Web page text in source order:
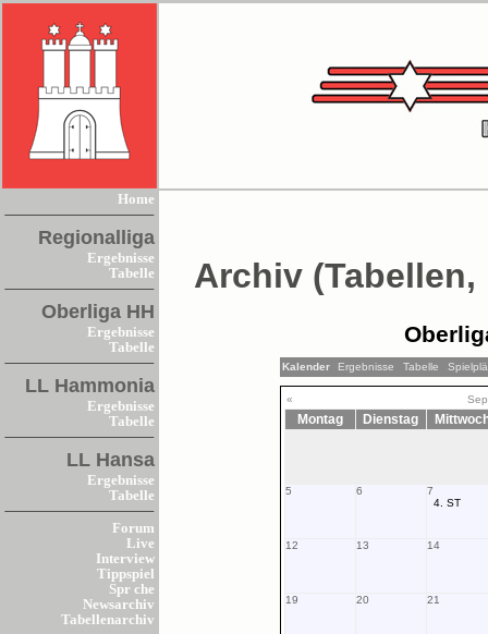
Home
Regionalliga
Ergebnisse
Tabelle
Oberliga HH
Ergebnisse
Tabelle
LL Hammonia
Ergebnisse
Tabelle
LL Hansa
Ergebnisse
Tabelle
Forum
Live
Interview
Tippspiel
Spr che
Newsarchiv
Tabellenarchiv
Archiv
Kalender Ergebnisse Tabelle
«
Montag Dienstag
5 6
7
4. ST
12 13 14
19 20 21